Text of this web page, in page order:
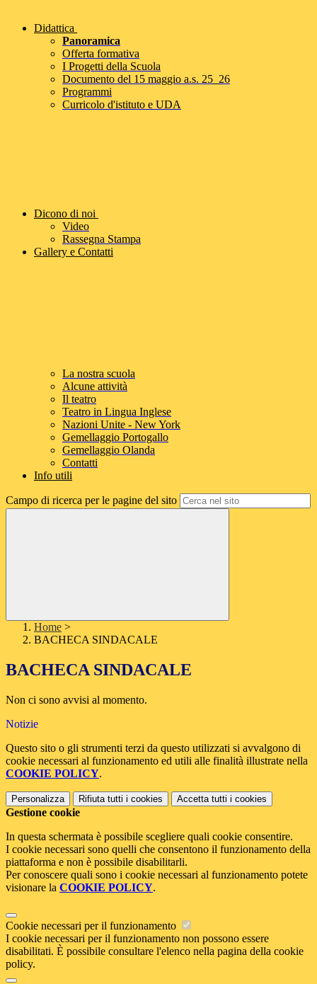
Didattica
Panoramica
Offerta formativa
I Progetti della Scuola
Documento del 15 maggio a.s. 25_26
Programmi
Curricolo d'istituto e UDA
Dicono di noi
Video
Rassegna Stampa
Gallery e Contatti
La nostra scuola
Alcune attività
Il teatro
Teatro in Lingua Inglese
Nazioni Unite - New York
Gemellaggio Portogallo
Gemellaggio Olanda
Contatti
Info utili
Campo di ricerca per le pagine del sito
Home >
BACHECA SINDACALE
BACHECA SINDACALE
Non ci sono avvisi al momento.
Notizie
Questo sito o gli strumenti terzi da questo utilizzati si avvalgono di
cookie necessari al funzionamento ed utili alle finalità illustrate nella
COOKIE POLICY.
Personalizza Rifiuta tutti i cookies Accetta tutti i cookies
Gestione cookie
In questa schermata è possibile scegliere quali cookie consentire.
I cookie necessari sono quelli che consentono il funzionamento della
piattaforma e non è possibile disabilitarli.
Per conoscere quali sono i cookie necessari al funzionamento potete
visionare la COOKIE POLICY.
Cookie necessari per il funzionamento
I cookie necessari per il funzionamento non possono essere
disabilitati. È possibile consultare l'elenco nella pagina della cookie
policy.